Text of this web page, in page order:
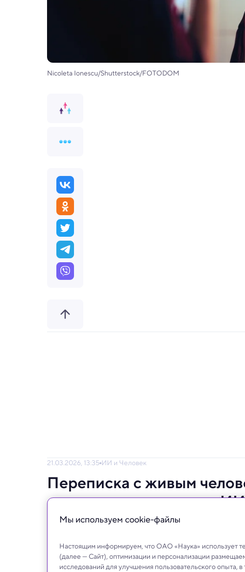
Nicoleta Ionescu/Shutterstock/FOTODOM
21.03.2026, 13:35 ИИ и Человек
Переписка с живым
одиночества, чем чат с ИИ
Даже бот, специально спроектированный для
Мы используем сookie-файлы
Настоящим информируем, что ОАО «Наука» использует
(далее — Сайт), оптимизации и персонализации
исследований для улучшения пользовательского